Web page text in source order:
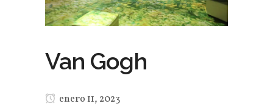
Van Gogh
enero 11, 2023